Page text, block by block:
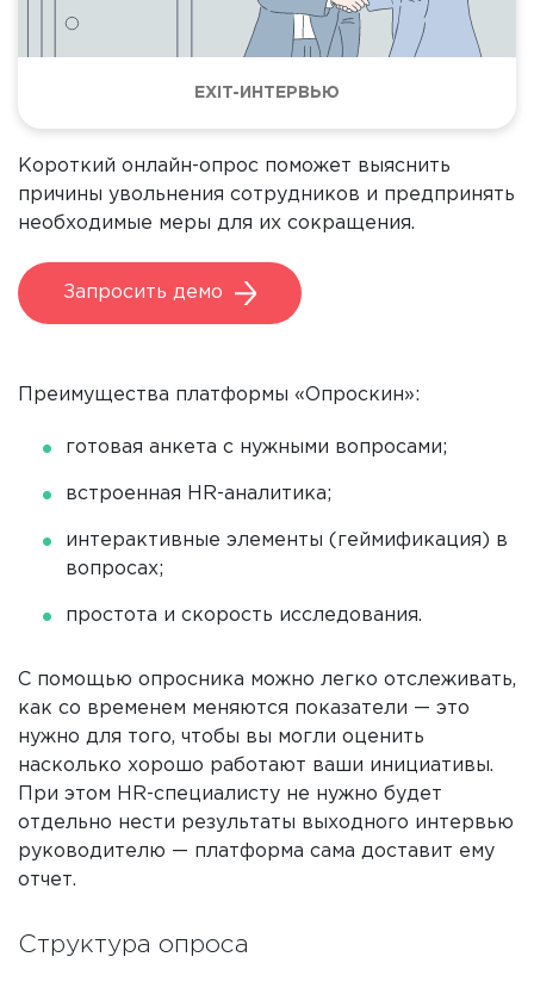
EXIT-ИНТЕРВЬЮ
Короткий онлайн-опрос поможет выяснить
причины увольнения сотрудников и предпринять
необходимые меры для их сокращения.
Запросить демо
Преимущества платформы «Опроскин»:
готовая анкета с нужными вопросами;
встроенная HR-аналитика;
интерактивные элементы (геймификация) в
вопросах;
простота и скорость исследования.
С помощью опросника можно легко отслеживать,
как со временем меняются показатели — это
нужно для того, чтобы вы могли оценить
насколько хорошо работают ваши инициативы.
При этом HR-специалисту не нужно будет
отдельно нести результаты выходного интервью
руководителю — платформа сама доставит ему
отчет.
Структура опроса